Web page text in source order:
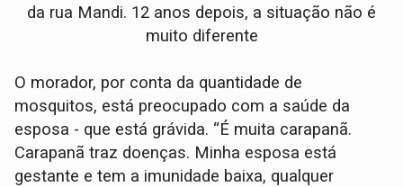
da rua Mandi. 12 anos depois, a situação não é
muito diferente
O morador, por conta da quantidade de
mosquitos, está preocupado com a saúde da
esposa - que está grávida. “É muita carapanã.
Carapanã traz doenças. Minha esposa está
gestante e tem a imunidade baixa, qualquer